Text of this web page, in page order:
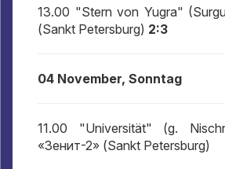
13.00 "Stern von Yugra"
(Sankt Petersburg) 2:3
04 November, Sonntag
11.00 "Universität" (g.
«Зенит-2» (Sankt Petersburg)